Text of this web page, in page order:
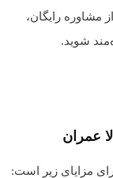
مشاوره رایگان،
شوید.
عمران
مزایای زیر است: